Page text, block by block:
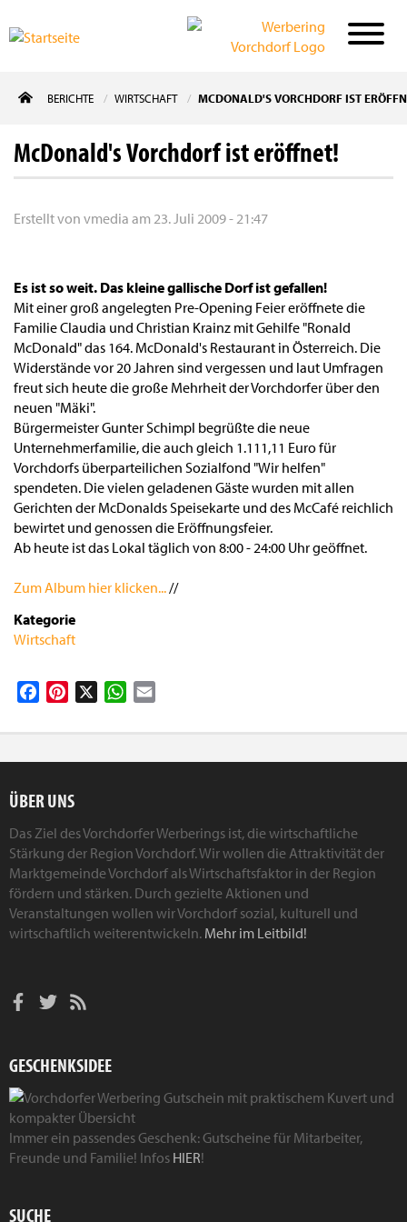
zum
BERICHTE WIRTSCHAFT MCDONALD'S VORCHDORF IST
McDonald's Vorchdorf ist eröffnet!
Erstellt von vmedia am 23. Juli 2009 - 21:47
Es ist so weit. Das kleine gallische Dorf ist gefallen!
Mit einer groß angelegten Pre-Opening Feier eröffnete die
Familie Claudia und Christian Krainz mit Gehilfe "Ronald
McDonald" das 164. McDonald's Restaurant in Österreich. Die
Widerstände vor 20 Jahren sind vergessen und laut Umfragen
freut sich heute die große Mehrheit der Vorchdorfer über den
neuen "Mäki".
Bürgermeister Gunter Schimpl begrüßte die neue
Unternehmerfamilie, die auch gleich 1.111,11 Euro für
Vorchdorfs überparteilichen Sozialfond "Wir helfen"
spendeten. Die vielen geladenen Gäste wurden mit allen
Gerichten der McDonalds Speisekarte und des McCafé reichlich
bewirtet und genossen die Eröffnungsfeier.
Ab heute ist das Lokal täglich von 8:00 - 24:00 Uhr geöffnet.
Zum Album hier klicken...//
Kategorie
Wirtschaft
FacebookPinterest WhatsApp
ÜBER UNS
Das Ziel des Vorchdorfer Werberings ist, die wirtschaftliche
Stärkung der Region Vorchdorf. Wir wollen die Attraktivität der
Marktgemeinde Vorchdorf als Wirtschaftsfaktor in der Region
fördern und stärken. Durch gezielte Aktionen und
Veranstaltungen wollen wir Vorchdorf sozial, kulturell und
wirtschaftlich weiterentwickeln. Mehr im Leitbild!
GESCHENKSIDEE
Immer ein passendes Geschenk: Gutscheine für Mitarbeiter,
Freunde und Familie! Infos HIER!
SUCHE